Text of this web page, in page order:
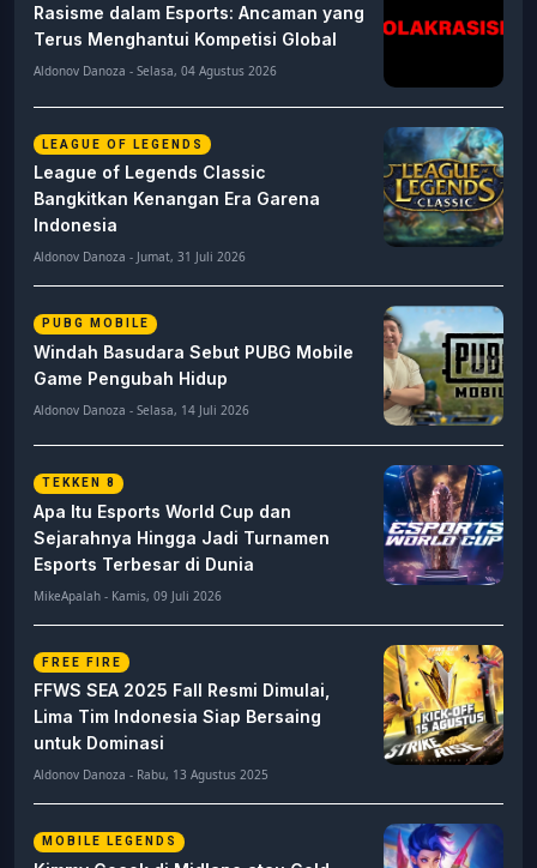
Rasisme dalam Esports: Ancaman yang
Terus Menghantui Kompetisi Global
Aldonov Danoza - Selasa, 04 Agustus 2026
LEAGUE OF LEGENDS
League of Legends Classic
Bangkitkan Kenangan Era Garena
Indonesia
Aldonov Danoza - Jumat, 31 Juli 2026
PUBG MOBILE
Windah Basudara Sebut PUBG Mobile
Game Pengubah Hidup
Aldonov Danoza - Selasa, 14 Juli 2026
TEKKEN 8
Apa Itu Esports World Cup dan
Sejarahnya Hingga Jadi Turnamen
Esports Terbesar di Dunia
MikeApalah - Kamis, 09 Juli 2026
FREE FIRE
FFWS SEA 2025 Fall Resmi Dimulai,
Lima Tim Indonesia Siap Bersaing
untuk Dominasi
Aldonov Danoza - Rabu, 13 Agustus 2025
MOBILE LEGENDS